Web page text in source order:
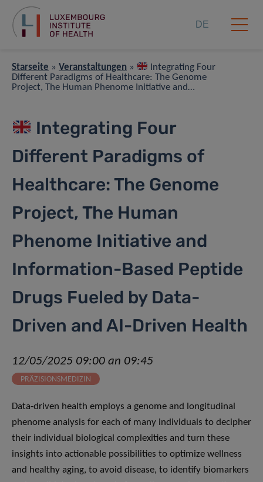
DE
Starseite » Veranstaltungen »
Integrating Four
Different Paradigms of Healthcare: The Genome
Project, The Human Phenome Initiative and
Integrating Four
Different Paradigms of
Healthcare: The Genome
Project, The Human
Phenome Initiative and
Information-Based Peptide
Drugs Fueled by Data-
Driven and AI-Driven Health
12/05/2025 09:00 an 09:45
PRÄZISIONSMEDIZIN
Data-driven health employs a genome and longitudinal
phenome analysis for each of many individuals to decipher
their individual biological complexities and turn these
insights into actionable possibilities to optimize wellness
and healthy aging, to avoid disease, to identify biomarkers